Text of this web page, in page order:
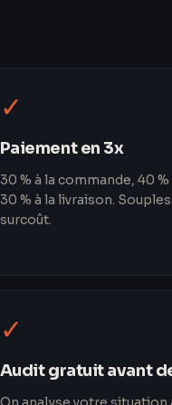
✓
Paiement en 3x
30 % à la commande, 40
30 % à la livraison.
surcoût.
✓
Audit gratuit avant